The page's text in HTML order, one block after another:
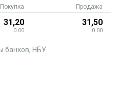
Покупка Продажа
31,20
0.00
31,50
0.00
банков, НБУ